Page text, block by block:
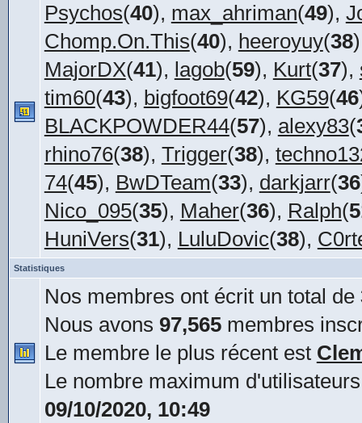
Psychos(40), max_ahriman(49),
Chomp.On.This(40), heeroyuy(38
MajorDX(41), lagob(59), Kurt(37),
tim60(43), bigfoot69(42), KG59(46
BLACKPOWDER44(57), alexy83(
rhino76(38), Trigger(38),
74(45), BwDTeam(33), darkjarr(36
Nico_095(35), Maher(36), Ralph(
HuniVers(31), LuluDovic(38),
Statistiques
Nos membres ont écrit un total de
Nous avons 97,565membres
Le membre le plus récent est
Le nombre maximum
09/10/2020, 10:49